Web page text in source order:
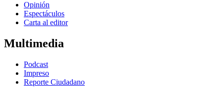
Opinión
Espectáculos
Carta al editor
Multimedia
Podcast
Impreso
Reporte Ciudadano